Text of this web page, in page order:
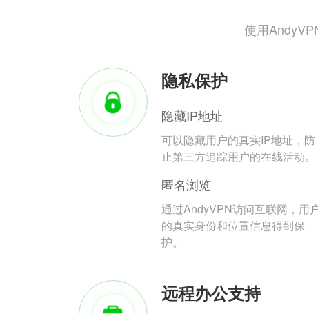
使用
隐私保护
隐藏IP地址
可以隐藏用户的真实IP地址，防
止第三方追踪用户的在线活动。
匿名浏览
通过AndyVPN访问互联网，用
的真实身份和位置信息得到保
护。
远程办公支持